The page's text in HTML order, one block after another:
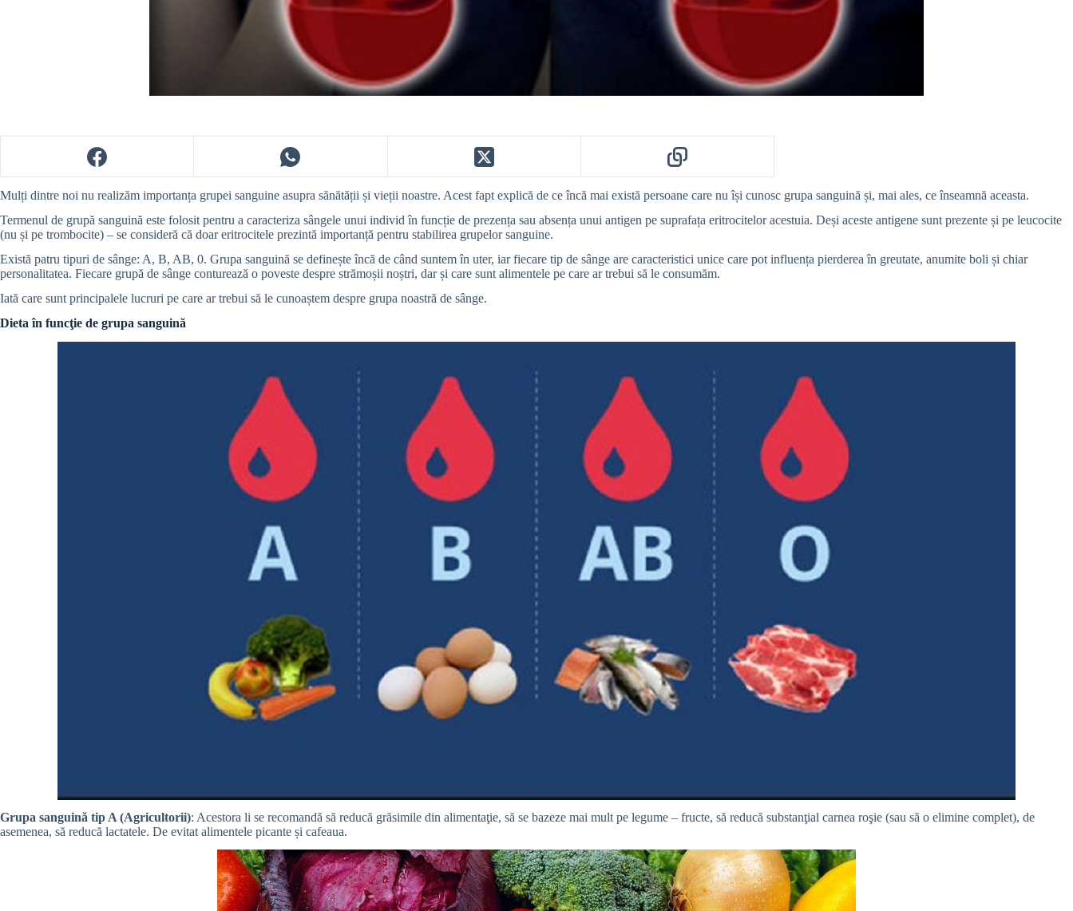
Mulți dintre noi nu realizăm importanța grupei sanguine asupra sănătății și vieții noastre. Acest fapt explică de ce încă mai există persoane care nu își cunosc grupa sanguină și, mai ales, ce înseamnă aceasta.
Termenul de grupă sanguină este folosit pentru a caracteriza sângele unui individ în funcție de prezența sau absența unui antigen pe suprafața eritrocitelor acestuia. Deși aceste antigene sunt prezente și pe leucocite
(nu și pe trombocite) – se consideră că doar eritrocitele prezintă importanță pentru stabilirea grupelor sanguine.
Există patru tipuri de sânge: A, B, AB, 0. Grupa sanguină se definește încă de când suntem în uter, iar fiecare tip de sânge are caracteristici unice care pot influența pierderea în greutate, anumite boli și chiar
personalitatea. Fiecare grupă de sânge conturează o poveste despre strămoșii noștri, dar și care sunt alimentele pe care ar trebui să le consumăm.
Iată care sunt principalele lucruri pe care ar trebui să le cunoaștem despre grupa noastră de sânge.
Dieta în funcţie de grupa sanguină
Grupa sanguină tip A (Agricultorii): Acestora li se recomandă să reducă grăsimile din alimentaţie, să se bazeze mai mult pe legume – fructe, să reducă substanţial carnea roşie (sau să o elimine complet), de
asemenea, să reducă lactatele. De evitat alimentele picante și cafeaua.